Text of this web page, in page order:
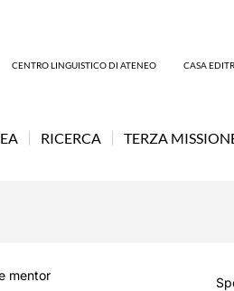
CENTRO LINGUISTICO DI ATENEO CASA
RICERCA TERZA
mentor